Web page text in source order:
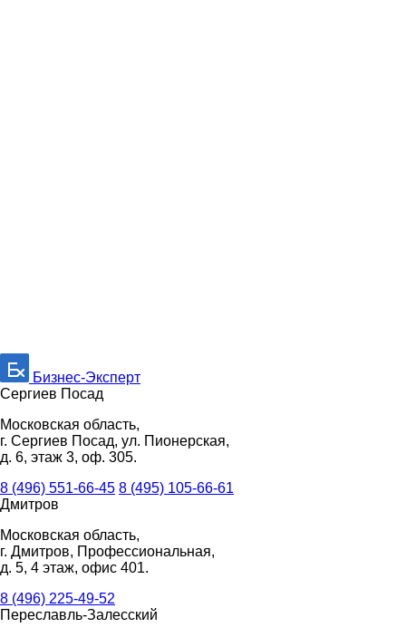
Бизнес-Эксперт
Сергиев Посад
Московская область,
г. Сергиев Посад, ул. Пионерская,
д. 6, этаж 3, оф. 305.
8 (496) 551-66-45 8 (495) 105-66-61
Дмитров
Московская область,
г. Дмитров, Профессиональная,
д. 5, 4 этаж, офис 401.
8 (496) 225-49-52
Переславль-Залесский